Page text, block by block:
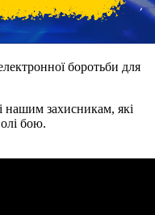
боротьби для
нашим захисникам, які
бою.